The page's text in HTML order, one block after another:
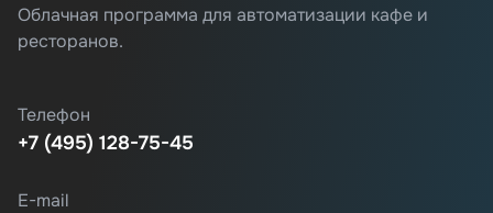
Облачная программа для автоматизации кафе и
ресторанов.
Телефон
+7 (495) 128-75-45
E-mail